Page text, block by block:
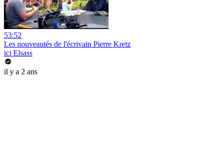
53:52
Les nouveautés de l'écrivain Pierre Kretz
ici Elsass
il y a 2 ans